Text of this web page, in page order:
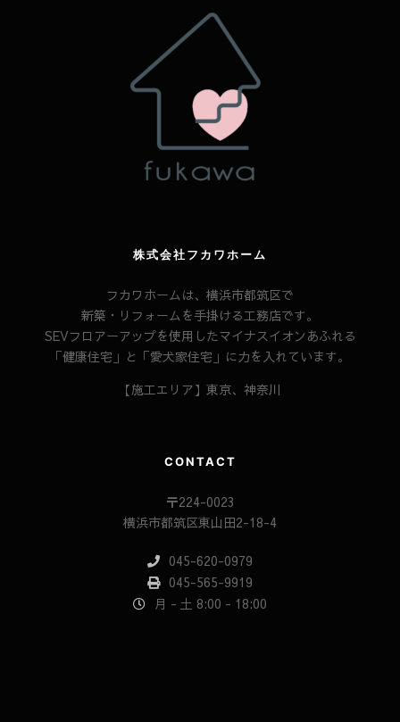
株式会社フカワホーム
フカワホームは、横浜市都筑区で
新築・リフォームを手掛ける工務店です。
SEVフロアーアップを使用したマイナスイオンあふれる
「健康住宅」と「愛犬家住宅」に力を入れています。
【施工エリア】東京、神奈川
CONTACT
〒224-0023
横浜市都筑区東山田2-18-4
045-620-0979
045-565-9919
月 - 土 8:00 - 18:00